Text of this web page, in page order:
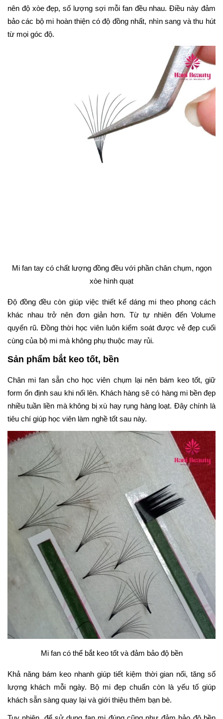
nên độ xòe đẹp, số lượng sợi mỗi fan đều nhau. Điều này đảm
bảo các bộ mi hoàn thiện có độ đồng nhất, nhìn sang và thu hút
từ mọi góc độ.
Mi fan tay có chất lượng đồng đều với phần chân chụm, ngọn
xòe hình quạt
Độ đồng đều còn giúp việc thiết kế dáng mi theo phong cách
khác nhau trở nên đơn giản hơn. Từ tự nhiên đến Volume
quyến rũ. Đồng thời học viên luôn kiểm soát được vẻ đẹp cuối
cùng của bộ mi mà không phụ thuộc may rủi.
Sản phẩm bắt keo tốt, bền
Chân mi fan sẵn cho học viên chụm lại nên bám keo tốt, giữ
form ổn định sau khi nối lên. Khách hàng sẽ có hàng mi bền đẹp
nhiều tuần liền mà không bị xù hay rụng hàng loạt. Đây chính là
tiêu chí giúp học viên làm nghề tốt sau này.
Mi fan có thể bắt keo tốt và đảm bảo độ bền
Khả năng bám keo nhanh giúp tiết kiệm thời gian nối, tăng số
lượng khách mỗi ngày. Bộ mi đẹp chuẩn còn là yếu tố giúp
khách sẵn sàng quay lại và giới thiệu thêm bạn bè.